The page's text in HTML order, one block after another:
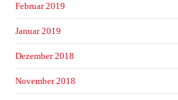
Februar 2019
Januar 2019
Dezember 2018
November 2018